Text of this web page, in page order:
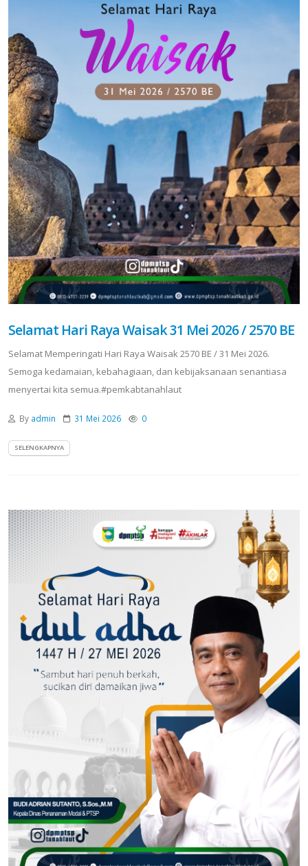
Selamat Hari Raya Waisak 31 Mei 2026 / 2570 BE
Selamat Memperingati Hari Raya Waisak 2570 BE / 31 Mei 2026.
Semoga kedamaian, kebahagiaan, dan kebijaksanaan senantiasa
menyertai kita semua.#pemkabtanahlaut
By admin 31 Mei 2026 0
SELENGKAPNYA